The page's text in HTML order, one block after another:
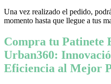
Una vez realizado el pedido,
momento hasta que llegue a tus
Compra tu Patinete
Urban360:
Eficiencia al Mejor